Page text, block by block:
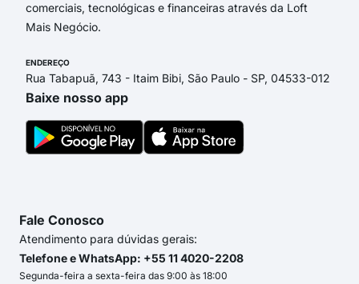
comerciais, tecnológicas e financeiras através da Loft
Mais Negócio.
ENDEREÇO
Rua Tabapuã, 743 - Itaim Bibi, São Paulo - SP, 04533-012
Baixe nosso app
Fale Conosco
Atendimento para dúvidas gerais:
Telefone e WhatsApp: +55 11 4020-2208
Segunda-feira a sexta-feira das 9:00 às 18:00